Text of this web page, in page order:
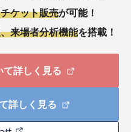
ケット販売が可能！
来場者分析機能を搭載！
て詳しく見る
詳しく見る